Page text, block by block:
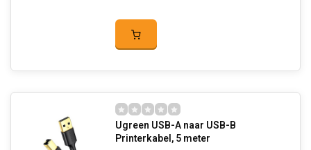
Ugreen USB-A naar USB-B
Printerkabel, 5 meter